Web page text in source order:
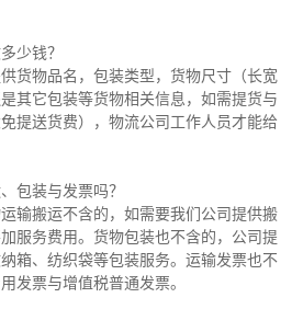
少钱？
货物品名，包装类型，货物尺寸（长宽
其它包装等货物相关信息，如需提货与
提送货费），物流公司工作人员才能给
包装与发票吗？
输搬运不含的，如需要我们公司提供搬
服务费用。货物包装也不含的，公司提
箱、纺织袋等包装服务。运输发票也不
发票与增值税普通发票。